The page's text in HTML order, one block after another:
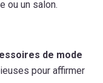
ou un salon.
de mode
pour affirmer